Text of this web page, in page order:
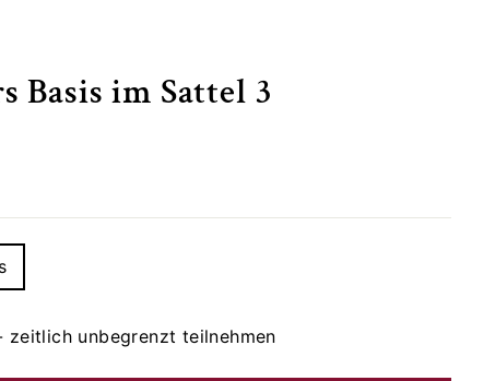
Basis im Sattel 3
zeitlich unbegrenzt teilnehmen